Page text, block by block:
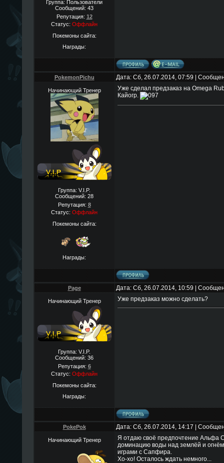
Группа: Пользователи
Сообщений: 43
Репутация: 12
Статус: Оффлайн
Покемоны сайта:
Награды:
PokemonPichu Дата: Сб, 26.07.2014, 07:59 |
Начинающий Тренер
Группа: V.I.P.
Сообщений: 28
Репутация: 8
Статус: Оффлайн
Покемоны сайта:
Награды:
Уже сделал предзаказ на Omega
Кайогр.
Page Дата: Сб, 26.07.2014, 10:59 |
Начинающий Тренер
Группа: V.I.P.
Сообщений: 36
Репутация: 6
Статус: Оффлайн
Покемоны сайта:
Награды:
Уже предзаказ можно сделать?
PokePok Дата: Сб, 26.07.2014, 14:17 |
Начинающий Тренер
Я отдаю своё предпочтение Альфа
доминацию воды над землёй и
играми с Сапфира.
Хо-хо! Осталось ждать немного...